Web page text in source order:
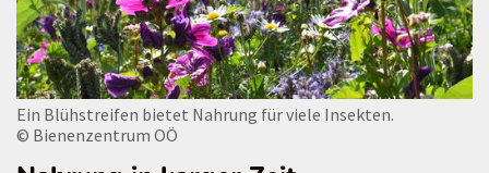
Ein Blühstreifen bietet Nahrung für viele Insekten.
© Bienenzentrum OÖ